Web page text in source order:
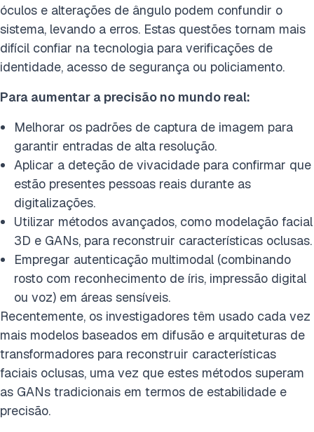
óculos e alterações de ângulo podem confundir o
sistema, levando a erros. Estas questões tornam mais
difícil confiar na tecnologia para verificações de
identidade, acesso de segurança ou policiamento.
Para aumentar a precisão no mundo real:
Melhorar os padrões de captura de imagem para
garantir entradas de alta resolução.
Aplicar a deteção de vivacidade para confirmar que
estão presentes pessoas reais durante as
digitalizações.
Utilizar métodos avançados, como modelação facial
3D e GANs, para reconstruir características oclusas.
Empregar autenticação multimodal (combinando
rosto com reconhecimento de íris, impressão digital
ou voz) em áreas sensíveis.
Recentemente, os investigadores têm usado cada vez
mais modelos baseados em difusão e arquiteturas de
transformadores para reconstruir características
faciais oclusas, uma vez que estes métodos superam
as GANs tradicionais em termos de estabilidade e
precisão.